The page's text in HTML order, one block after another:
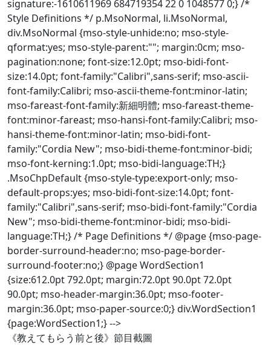
signature:-1610611969 684719354 22 0 1048577 0;} /*
Style Definitions */ p.MsoNormal, li.MsoNormal,
div.MsoNormal {mso-style-unhide:no; mso-style-
qformat:yes; mso-style-parent:""; margin:0cm; mso-
pagination:none; font-size:12.0pt; mso-bidi-font-
size:14.0pt; font-family:"Calibri",sans-serif; mso-ascii-
font-family:Calibri; mso-ascii-theme-font:minor-latin;
mso-fareast-font-family:新細明體; mso-fareast-theme-
font:minor-fareast; mso-hansi-font-family:Calibri; mso-
hansi-theme-font:minor-latin; mso-bidi-font-
family:"Cordia New"; mso-bidi-theme-font:minor-bidi;
mso-font-kerning:1.0pt; mso-bidi-language:TH;}
.MsoChpDefault {mso-style-type:export-only; mso-
default-props:yes; mso-bidi-font-size:14.0pt; font-
family:"Calibri",sans-serif; mso-bidi-font-family:"Cordia
New"; mso-bidi-theme-font:minor-bidi; mso-bidi-
language:TH;} /* Page Definitions */ @page {mso-page-
border-surround-header:no; mso-page-border-
surround-footer:no;} @page WordSection1
{size:612.0pt 792.0pt; margin:72.0pt 90.0pt 72.0pt
90.0pt; mso-header-margin:36.0pt; mso-footer-
margin:36.0pt; mso-paper-source:0;} div.WordSection1
{page:WordSection1;} -->
《教えてもらう前と後》節目截圖